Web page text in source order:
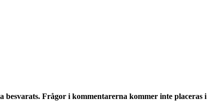
besvarats. Frågor i kommentarerna kommer inte placeras i